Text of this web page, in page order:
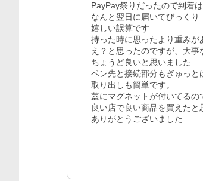
PayPay祭りだったので到着
なんと翌日に届いてびっくり
嬉しい誤算です
持った時に思ったより重みが
え？と思ったのですが、大
ちょうど良いと思いました
ペン先と接続部分もぎゅっ
取り出しも簡単です。
蓋にマグネットが付いてるの
良い店で良い商品を買えたと
ありがとうございました